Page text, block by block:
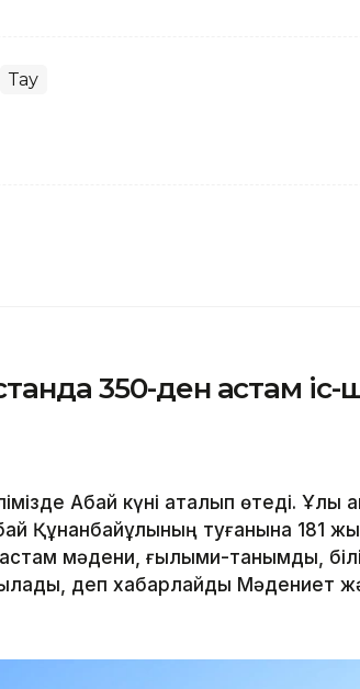
Тау
350-ден астам іс-
Абай күні аталып өтеді. Ұлы
Құнанбайұлының туғанына 181
мәдени, ғылыми-танымдық,
деп хабарлайды Мәдениет